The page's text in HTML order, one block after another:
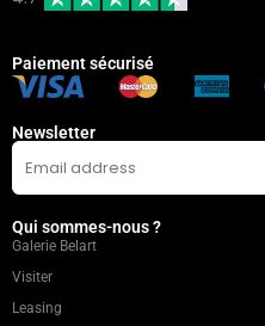
Paiement sécurisé
Newsletter
Qui sommes-nous ?
Galerie Belart
Visiter
Leasing